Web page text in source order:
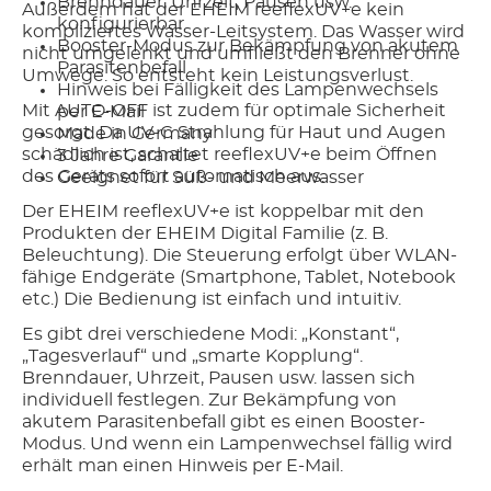
konfigurierbar
Booster-Modus zur Bekämpfung von akutem
Parasitenbefall
Hinweis bei Fälligkeit des Lampenwechsels
per E-Mail
Made in Germany
3 Jahre Garantie
Geeignet für Süß- und Meerwasser
Außerdem hat der EHEIM reeflexUV+e kein
kompliziertes Wasser-Leitsystem. Das Wasser wird
nicht umgelenkt und umfließt den Brenner ohne
Umwege. So entsteht kein Leistungsverlust.
Mit AUTO-OFF ist zudem für optimale Sicherheit
gesorgt. Da UV-C Strahlung für Haut und Augen
schädlich ist, schaltet reeflexUV+e beim Öffnen
des Geräts sofort automatisch aus.
Der EHEIM reeflexUV+e ist koppelbar mit den
Produkten der EHEIM Digital Familie (z. B.
Beleuchtung). Die Steuerung erfolgt über WLAN-
fähige Endgeräte (Smartphone, Tablet, Notebook
etc.) Die Bedienung ist einfach und intuitiv.
Es gibt drei verschiedene Modi: „Konstant“,
„Tagesverlauf“ und „smarte Kopplung“.
Brenndauer, Uhrzeit, Pausen usw. lassen sich
individuell festlegen. Zur Bekämpfung von
akutem Parasitenbefall gibt es einen Booster-
Modus. Und wenn ein Lampenwechsel fällig wird
erhält man einen Hinweis per E-Mail.